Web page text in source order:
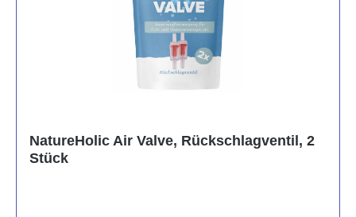
NatureHolic Air Valve, Rückschlagventil, 2
Stück